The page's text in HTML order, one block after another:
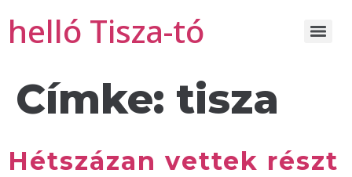
helló Tisza-tó
Címke: tisza
Hétszázan vettek részt